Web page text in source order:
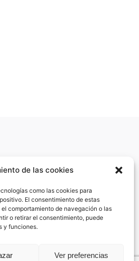
de las cookies
como las cookies para
El consentimiento de estas
comportamiento de navegación o las
o retirar el consentimiento, puede
y funciones.
Ver preferencias
las cookies de